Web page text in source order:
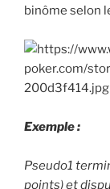
binôme selon
Exemple :
Pseudo1
points) et